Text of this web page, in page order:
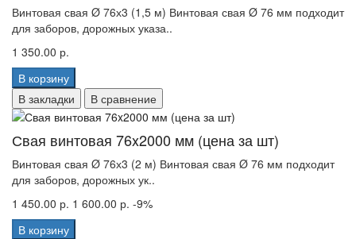
Винтовая свая Ø 76х3 (1,5 м) Винтовая свая Ø 76 мм подходит
для заборов, дорожных указа..
1 350.00 р.
В корзину
В закладки
В сравнение
Свая винтовая 76x2000 мм (цена за шт)
Винтовая свая Ø 76х3 (2 м) Винтовая свая Ø 76 мм подходит
для заборов, дорожных ук..
1 450.00 р. 1 600.00 р. -9%
В корзину